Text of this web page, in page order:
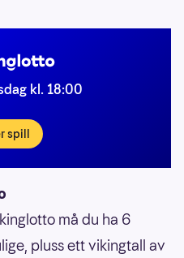
kl. 18:00
spill
må du ha 6
pluss ett vikingtall av